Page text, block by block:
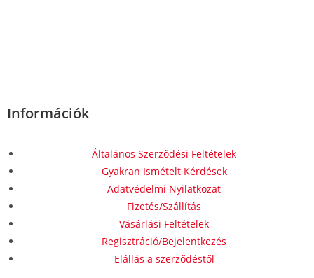
Információk
Általános Szerződési Feltételek
Gyakran Ismételt Kérdések
Adatvédelmi Nyilatkozat
Fizetés/Szállítás
Vásárlási Feltételek
Regisztráció/Bejelentkezés
Elállás a szerződéstől